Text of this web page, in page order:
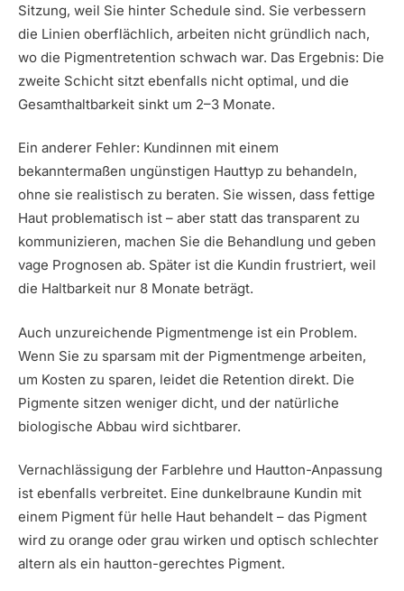
Sitzung, weil Sie hinter Schedule sind. Sie verbessern
die Linien oberflächlich, arbeiten nicht gründlich nach,
wo die Pigmentretention schwach war. Das Ergebnis: Die
zweite Schicht sitzt ebenfalls nicht optimal, und die
Gesamthaltbarkeit sinkt um 2–3 Monate.
Ein anderer Fehler: Kundinnen mit einem
bekanntermaßen ungünstigen Hauttyp zu behandeln,
ohne sie realistisch zu beraten. Sie wissen, dass fettige
Haut problematisch ist – aber statt das transparent zu
kommunizieren, machen Sie die Behandlung und geben
vage Prognosen ab. Später ist die Kundin frustriert, weil
die Haltbarkeit nur 8 Monate beträgt.
Auch unzureichende Pigmentmenge ist ein Problem.
Wenn Sie zu sparsam mit der Pigmentmenge arbeiten,
um Kosten zu sparen, leidet die Retention direkt. Die
Pigmente sitzen weniger dicht, und der natürliche
biologische Abbau wird sichtbarer.
Vernachlässigung der Farblehre und Hautton-Anpassung
ist ebenfalls verbreitet. Eine dunkelbraune Kundin mit
einem Pigment für helle Haut behandelt – das Pigment
wird zu orange oder grau wirken und optisch schlechter
altern als ein hautton-gerechtes Pigment.